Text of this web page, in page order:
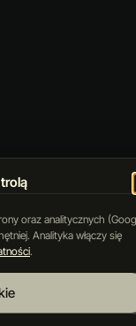
oraz analitycznych
Analityka włączy się
.